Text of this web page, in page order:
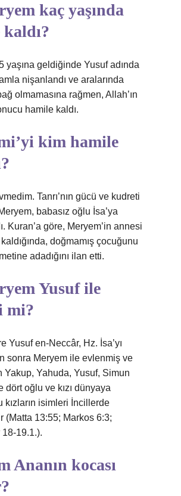
kaç yaşında
yaşına geldiğinde Yusuf adında
nişanlandı ve aralarında
olmamasına rağmen, Allah’ın
hamile kaldı.
kim hamile
Tanrı’nın gücü ve kudreti
babasız oğlu İsa’ya
Kuran’a göre, Meryem’in annesi
doğmamış çocuğunu
adadığını ilan etti.
Yusuf ile
mi?
Yusuf en-Neccâr, Hz. İsa’yı
sonra Meryem ile evlenmiş ve
Yakup, Yahuda, Yusuf, Simun
dört oğlu ve kızı dünyaya
kızların isimleri İncillerde
(Matta 13:55; Markos 6:3;
18-19.1.).
Ananın kocası